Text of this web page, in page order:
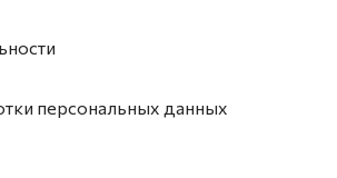
персональных данных